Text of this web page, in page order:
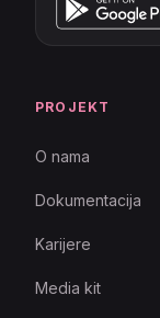
PROJEKT
O nama
Dokumentacija
Karijere
Media kit